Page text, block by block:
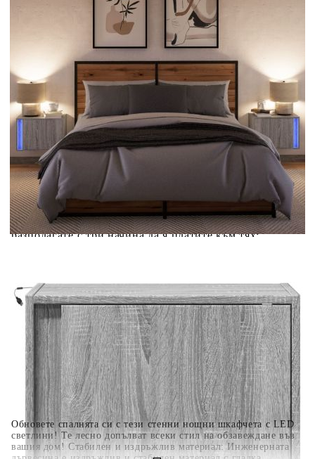
Обновете спалнята си с тези стенни нощни шкафчета с LED
светлини! Те лесно допълват всеки стил на обзавеждане във
вашия дом! Стабилен и издръжлив материал: Инженерната
Предоставената таблица е с информационна цел.
Добавете продукта в количката си с бутона "Добави в
количката" и при поръчка ще можете да изберете броя
вноски на кредита.
Предоставената таблица е с информационна цел.
Добавете продукта в количката си с бутона "Добави в
количката" и при поръчка ще можете да изберете броя
вноски на кредита.
Предоставената таблица е с информационна цел.
Добавете продукта в количката си с бутона "Добави в
количката" и при поръчка ще можете да изберете броя
вноски на кредита.
Когато плащате с NewPay, всъщност NewPay плаща
поръчката Ви вместо Вас. Вие я получавате и
разполагате с три начина да я платите към тях:
Плащане на 4 вноски. Заплащате 20% от стойността на
поръчката си на момента с карта. Останалата сума се
разделя на 3 равни месечни вноски без оскъпяване. За
покупки на стойност до 1000 лв. / €511.31
Плащане на 6 вноски. Стойността на поръчката се
разпределя в 6 равни месечни вноски с оскъпяване. За
покупки на стойност до 2000 лв. / €1022.61